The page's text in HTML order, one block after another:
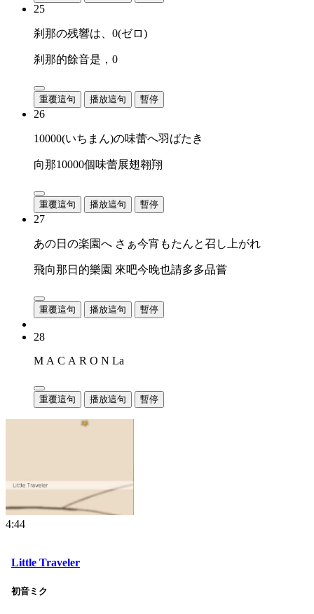
25
刹那の残響は、0(ゼロ)
刹那的餘音是，0
重覆這句 播放這句 暫停
26
10000(いちまん)の味蕾へ羽ばたき
向那10000個味蕾展翅翱翔
重覆這句 播放這句 暫停
27
あの日の楽園へ さぁ今宵もたんと召し上がれ
飛向那日的樂園 來吧今晚也請多多品嘗
重覆這句 播放這句 暫停
28
M A C A R O N La
重覆這句 播放這句 暫停
4:44
Little Traveler
初音ミク